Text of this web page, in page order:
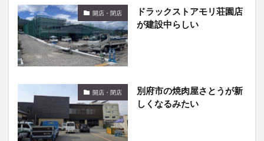
開店・閉店
ドラックストアモリ荘園店
が建設中らしい
開店・閉店
別府市の焼肉屋さとうが新
しくなるみたい